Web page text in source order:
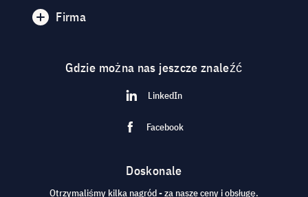
Firma
Gdzie można nas jeszcze znaleźć
LinkedIn
Facebook
Doskonale
Otrzymaliśmy kilka nagród - za nasze ceny i obsługę.